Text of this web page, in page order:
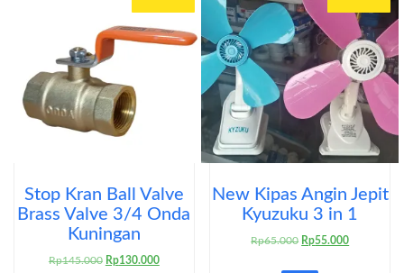
Stop Kran Ball Valve
Brass Valve 3/4 Onda
Kuningan
Rp145.000 Harga
Rp130.000Harga
New Kipas Angin Jepit
Kyuzuku 3 in 1
Rp65.000 Harga
adalah:
Rp55.000Harga